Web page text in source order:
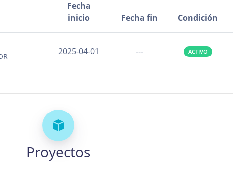
Fecha
inicio
Fecha fin Condición
2025-04-01 --- ACTIVO
Proyectos